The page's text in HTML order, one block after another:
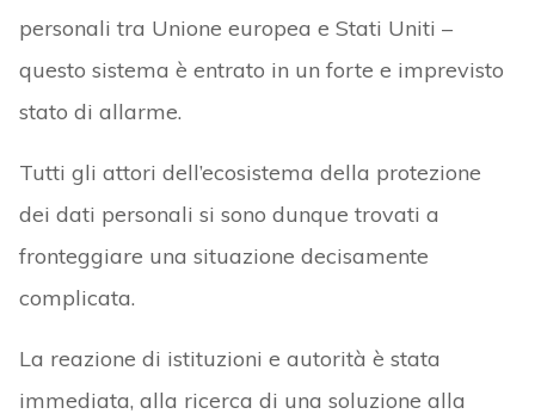
personali tra Unione europea e Stati Uniti –
questo sistema è entrato in un forte e imprevisto
stato di allarme.
Tutti gli attori dell’ecosistema della protezione
dei dati personali si sono dunque trovati a
fronteggiare una situazione decisamente
complicata.
La reazione di istituzioni e autorità è stata
immediata, alla ricerca di una soluzione alla